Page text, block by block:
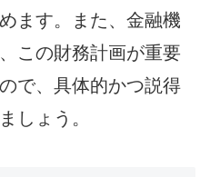
ます。また、金融機
この財務計画が重要
で、具体的かつ説得
しょう。